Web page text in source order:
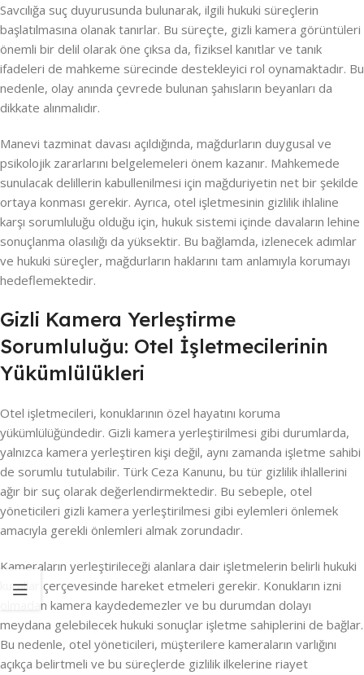
Savcılığa suç duyurusunda bulunarak, ilgili hukuki süreçlerin
başlatılmasına olanak tanırlar. Bu süreçte, gizli kamera görüntüleri
önemli bir delil olarak öne çıksa da, fiziksel kanıtlar ve tanık
ifadeleri de mahkeme sürecinde destekleyici rol oynamaktadır. Bu
nedenle, olay anında çevrede bulunan şahısların beyanları da
dikkate alınmalıdır.
Manevi tazminat davası açıldığında, mağdurların duygusal ve
psikolojik zararlarını belgelemeleri önem kazanır. Mahkemede
sunulacak delillerin kabullenilmesi için mağduriyetin net bir şekilde
ortaya konması gerekir. Ayrıca, otel işletmesinin gizlilik ihlaline
karşı sorumluluğu olduğu için, hukuk sistemi içinde davaların lehine
sonuçlanma olasılığı da yüksektir. Bu bağlamda, izlenecek adımlar
ve hukuki süreçler, mağdurların haklarını tam anlamıyla korumayı
hedeflemektedir.
Gizli Kamera Yerleştirme
Sorumluluğu: Otel İşletmecilerinin
Yükümlülükleri
Otel işletmecileri, konuklarının özel hayatını koruma
yükümlülüğündedir. Gizli kamera yerleştirilmesi gibi durumlarda,
yalnızca kamera yerleştiren kişi değil, aynı zamanda işletme sahibi
de sorumlu tutulabilir. Türk Ceza Kanunu, bu tür gizlilik ihlallerini
ağır bir suç olarak değerlendirmektedir. Bu sebeple, otel
yöneticileri gizli kamera yerleştirilmesi gibi eylemleri önlemek
amacıyla gerekli önlemleri almak zorundadır.
Kameraların yerleştirileceği alanlara dair işletmelerin belirli hukuki
kurallar çerçevesinde hareket etmeleri gerekir. Konukların izni
olmadan kamera kaydedemezler ve bu durumdan dolayı
meydana gelebilecek hukuki sonuçlar işletme sahiplerini de bağlar.
Bu nedenle, otel yöneticileri, müşterilere kameraların varlığını
açıkça belirtmeli ve bu süreçlerde gizlilik ilkelerine riayet